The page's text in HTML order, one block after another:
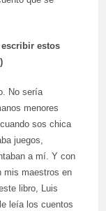
estos
No sería
menores
sos chica
juegos,
a mí. Y con
mis maestros en
libro, Luis
leía los cuentos